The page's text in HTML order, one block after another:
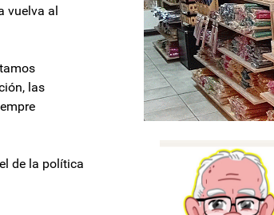
vuelva al
las
de la política